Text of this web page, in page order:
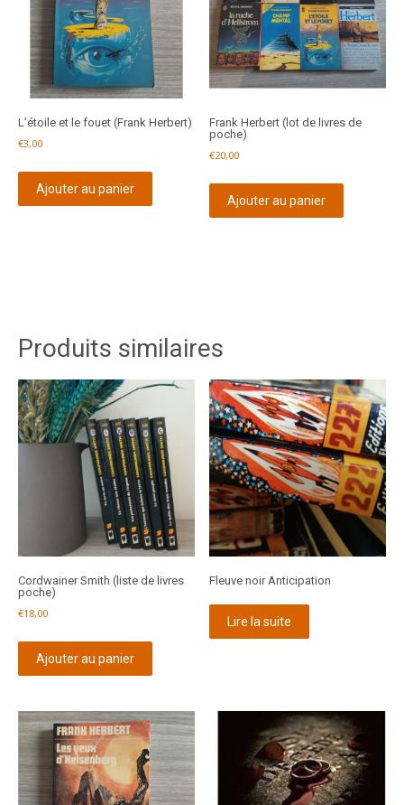
L’étoile et le fouet (Frank Herbert)
€3,00
Ajouter au panier
Frank Herbert (lot de livres de
poche)
€20,00
Ajouter au panier
Produits similaires
Cordwainer Smith (liste de livres
poche)
€18,00
Ajouter au panier
Fleuve noir Anticipation
Lire la suite